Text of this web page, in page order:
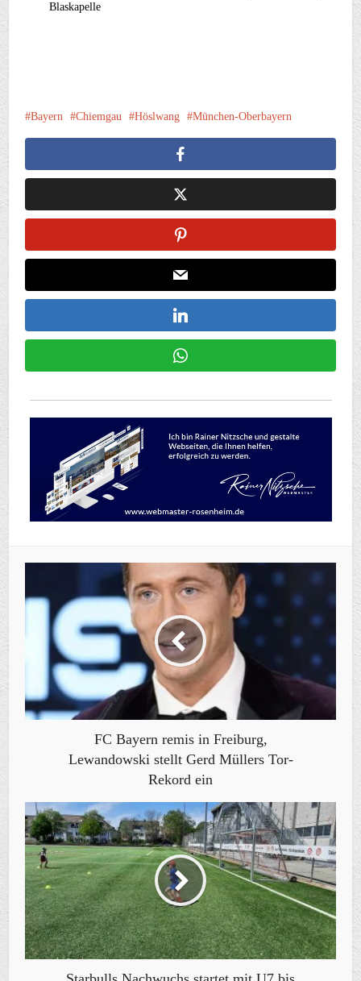
Blaskapelle
Bayern Chiemgau Höslwang München-Oberbayern
FC Bayern remis in Freiburg,
Lewandowski stellt Gerd Müllers Tor-
Rekord ein